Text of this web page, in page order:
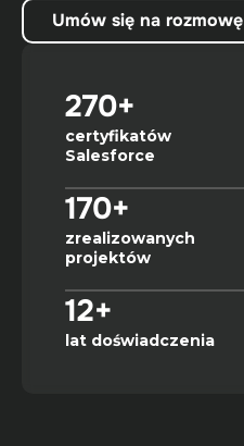
Umów się na rozmowę
270+
certyfikatów
Salesforce
170+
zrealizowanych
projektów
12+
lat doświadczenia